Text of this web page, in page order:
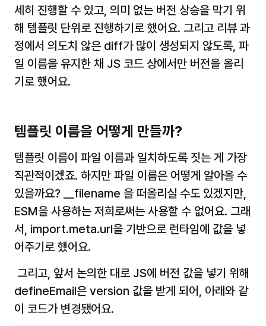
세히 진행할 수 있고, 의미 없는 버전 상승을 막기 위
해 템플릿 단위로 진행하기로 했어요. 그리고 리뷰 과
정에서 의도치 않은 diff가 많이 생성되지 않도록, 파
일 이름을 유지한 채 JS 코드 상에서만 버전을 올리
기로 했어요.
템플릿 이름을 어떻게 만들까?
템플릿 이름이 파일 이름과 일치하도록 짓는 게 가장
직관적이겠죠. 하지만 파일 이름은 어떻게 알아올 수
있을까요?
__filename 을 떠올리실 수도 있겠지만,
ESM을 사용하는 저희로써는 사용할 수 없어요. 그래
서, import.meta.url을 기반으로 런타임에 값을 넣
어주기로 했어요.
defineEmail은 version 값을 받게 되어, 아래와 같
이 코드가 변경됐어요.